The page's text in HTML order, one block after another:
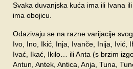
Svaka duvanjska kuća ima ili Ivana
ima obojicu.
Odazivaju se na razne varijacije
Ivo, Ino, Ikić, Inja, Ivanče, Inija, Ivić,
Ivać, Ikać, Ikilo… ili Anta (s brzim
Antun, Antek, Antica, Anja, Tuna,